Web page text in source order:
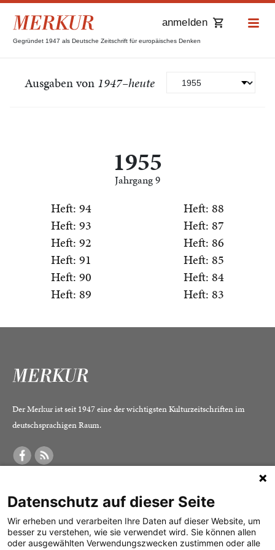
Gegründet 1947 als Deutsche Zeitschrift für europäisches Denken
anmelden
Ausgaben von 1947–heute
1955
Jahrgang 9
Heft: 94
Heft: 93
Heft: 92
Heft: 91
Heft: 90
Heft: 89
Heft: 88
Heft: 87
Heft: 86
Heft: 85
Heft: 84
Heft: 83
Der Merkur ist seit 1947 eine der wichtigsten Kulturzeitschriften im
deutschsprachigen Raum.
Was ist der Merkur?
Herausgeber /
Redaktion
Alle Abos im Überblick
Print-Abo
Digital-Abo
Impressum
Datenschutz
Mediadaten
Datenschutz auf dieser Seite
Wir erheben und verarbeiten Ihre Daten auf dieser Website, um
besser zu verstehen, wie sie verwendet wird. Sie können allen
oder ausgewählten Verwendungszwecken zustimmen oder alle
Post aus der Redaktion.
Keinen Gratistext mehr
aktuelle Essays, kritische Debatten und die
Arbeit unserer Redaktion. Wir informieren
kündbar.